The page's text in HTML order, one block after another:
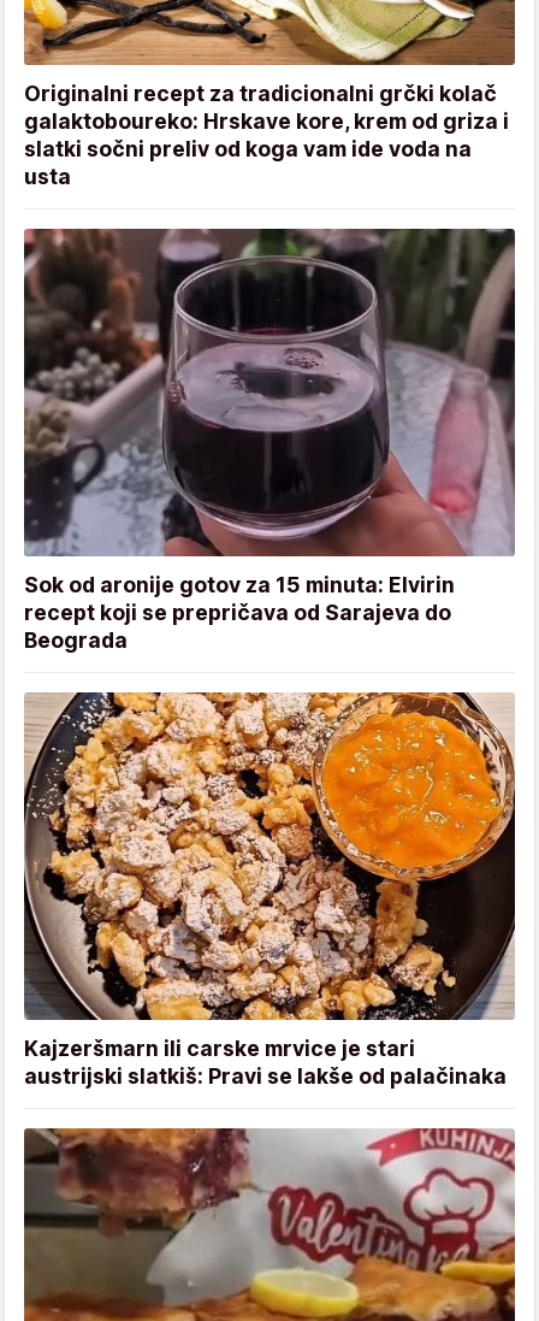
Originalni recept za tradicionalni grčki kolač
galaktoboureko: Hrskave kore, krem od griza i
slatki sočni preliv od koga vam ide voda na
usta
Sok od aronije gotov za 15 minuta: Elvirin
recept koji se prepričava od Sarajeva do
Beograda
Kajzeršmarn ili carske mrvice je stari
austrijski slatkiš: Pravi se lakše od palačinaka